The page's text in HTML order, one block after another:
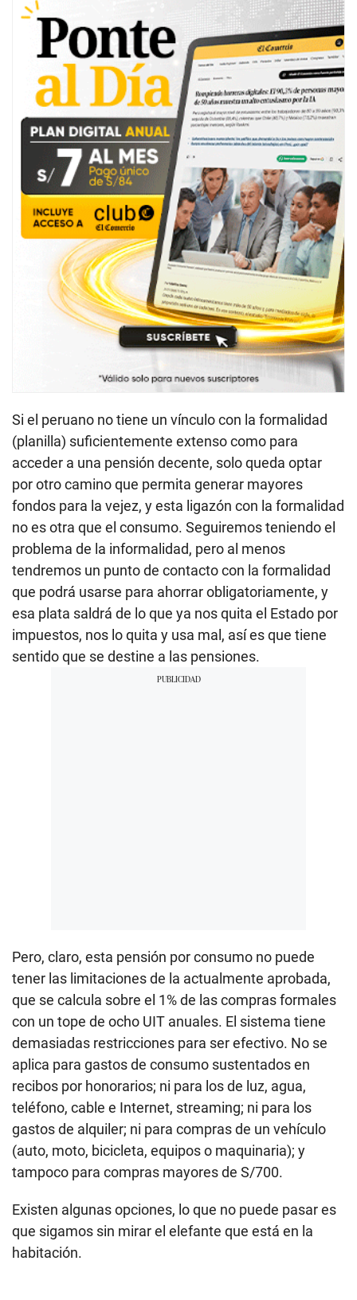
Si el peruano no tiene un vínculo con la formalidad
(planilla) suficientemente extenso como para
acceder a una pensión decente, solo queda optar
por otro camino que permita generar mayores
fondos para la vejez, y esta ligazón con la formalidad
no es otra que el consumo. Seguiremos teniendo el
problema de la informalidad, pero al menos
tendremos un punto de contacto con la formalidad
que podrá usarse para ahorrar obligatoriamente, y
esa plata saldrá de lo que ya nos quita el Estado por
impuestos, nos lo quita y usa mal, así es que tiene
sentido que se destine a las pensiones.
Pero, claro, esta pensión por consumo no puede
tener las limitaciones de la actualmente aprobada,
que se calcula sobre el 1% de las compras formales
con un tope de ocho UIT anuales. El sistema tiene
demasiadas restricciones para ser efectivo. No se
aplica para gastos de consumo sustentados en
recibos por honorarios; ni para los de luz, agua,
teléfono, cable e Internet, streaming; ni para los
gastos de alquiler; ni para compras de un vehículo
(auto, moto, bicicleta, equipos o maquinaria); y
tampoco para compras mayores de S/700.
Existen algunas opciones, lo que no puede pasar es
que sigamos sin mirar el elefante que está en la
habitación.